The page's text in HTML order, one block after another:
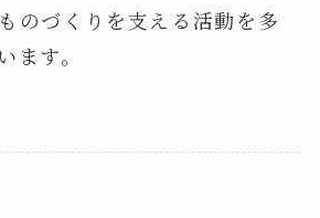
のづくりを支える活動を多
ます。